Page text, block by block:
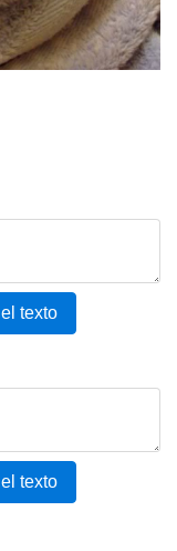
texto
texto